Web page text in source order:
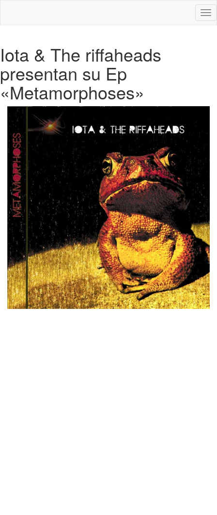
Iota & The riffaheads
presentan su Ep
«Metamorphoses»